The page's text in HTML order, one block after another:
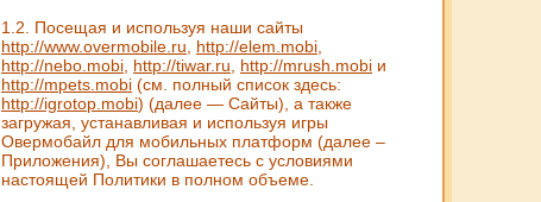
1.2. Посещая и используя наши сайты
http://www.overmobile.ru
http://elem.mobi
http://nebo.mobi http://tiwar.ru http://mrush.mobi и
http://mpets.mobi (см. полный список здесь:
http://igrotop.mobi) (далее — Сайты), а также
загружая, устанавливая и используя игры
Овермобайл для мобильных платформ (далее –
Приложения), Вы соглашаетесь с условиями
настоящей Политики в полном объеме.